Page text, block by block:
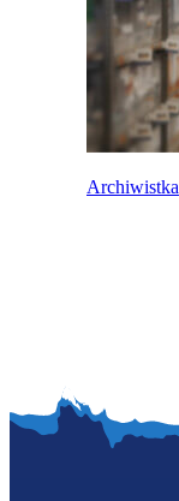
Archiwistka